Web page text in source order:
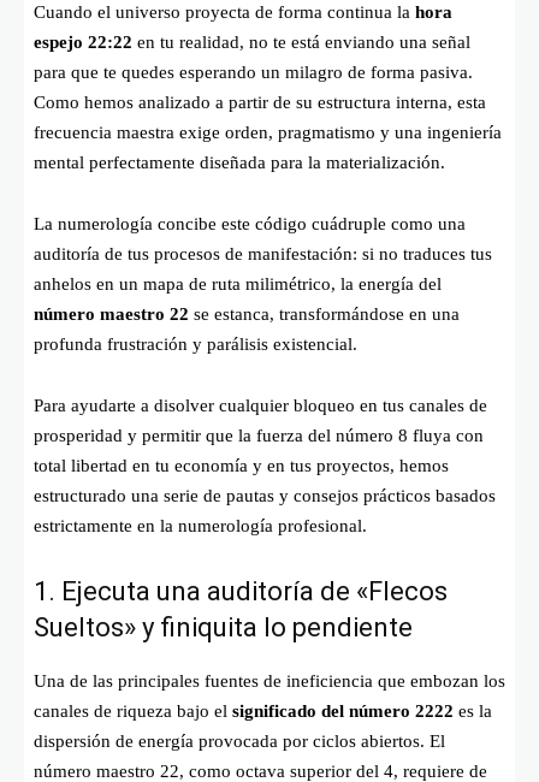
Cuando el universo proyecta de forma continua la hora
espejo 22:22 en tu realidad, no te está enviando una señal
para que te quedes esperando un milagro de forma pasiva.
Como hemos analizado a partir de su estructura interna, esta
frecuencia maestra exige orden, pragmatismo y una ingeniería
mental perfectamente diseñada para la materialización.
La numerología concibe este código cuádruple como una
auditoría de tus procesos de manifestación: si no traduces tus
anhelos en un mapa de ruta milimétrico, la energía del
número maestro 22 se estanca, transformándose en una
profunda frustración y parálisis existencial.
Para ayudarte a disolver cualquier bloqueo en tus canales de
prosperidad y permitir que la fuerza del número 8 fluya con
total libertad en tu economía y en tus proyectos, hemos
estructurado una serie de pautas y consejos prácticos basados
estrictamente en la numerología profesional.
1. Ejecuta una auditoría de «Flecos
Sueltos» y finiquita lo pendiente
Una de las principales fuentes de ineficiencia que embozan los
canales de riqueza bajo el significado del número 2222 es la
dispersión de energía provocada por ciclos abiertos. El
número maestro 22, como octava superior del 4, requiere de